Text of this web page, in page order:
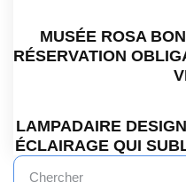
MUSÉE ROSA
RÉSERVATION
LAMPADAIRE
ÉCLAIRAGE QUI